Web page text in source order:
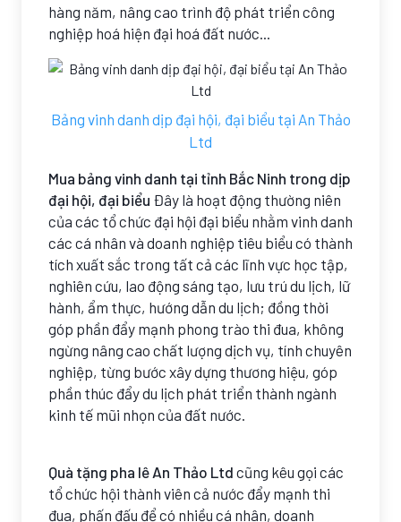
hàng năm, nâng cao trình độ phát triển công
nghiệp hoá hiện đại hoá đất nước...
Bảng vinh danh dịp đại hội, đại biểu tại An Thảo
Ltd
Mua bảng vinh danh tại tỉnh Bắc Ninh trong dịp
đại hội, đại biểu Đây là hoạt động thường niên
của các tổ chức đại hội đại biểu nhằm vinh danh
các cá nhân và doanh nghiệp tiêu biểu có thành
tích xuất sắc trong tất cả các lĩnh vực học tập,
nghiên cứu, lao động sáng tạo, lưu trú du lịch, lữ
hành, ẩm thực, hướng dẫn du lịch; đồng thời
góp phần đẩy mạnh phong trào thi đua, không
ngừng nâng cao chất lượng dịch vụ, tính chuyên
nghiệp, từng bước xây dựng thương hiệu, góp
phần thúc đẩy du lịch phát triển thành ngành
kinh tế mũi nhọn của đất nước.
Quà tặng pha lê An Thảo Ltd cũng kêu gọi các
tổ chức hội thành viên cả nước đẩy mạnh thi
đua, phấn đấu để có nhiều cá nhân, doanh